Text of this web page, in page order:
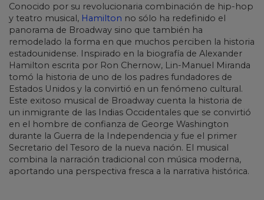
Conocido por su revolucionaria combinación de hip-hop
y teatro musical, Hamilton no sólo ha redefinido el
panorama de Broadway sino que también ha
remodelado la forma en que muchos perciben la historia
estadounidense. Inspirado en la biografía de Alexander
Hamilton escrita por Ron Chernow, Lin-Manuel Miranda
tomó la historia de uno de los padres fundadores de
Estados Unidos y la convirtió en un fenómeno cultural.
Este exitoso musical de Broadway cuenta la historia de
un inmigrante de las Indias Occidentales que se convirtió
en el hombre de confianza de George Washington
durante la Guerra de la Independencia y fue el primer
Secretario del Tesoro de la nueva nación. El musical
combina la narración tradicional con música moderna,
aportando una perspectiva fresca a la narrativa histórica.